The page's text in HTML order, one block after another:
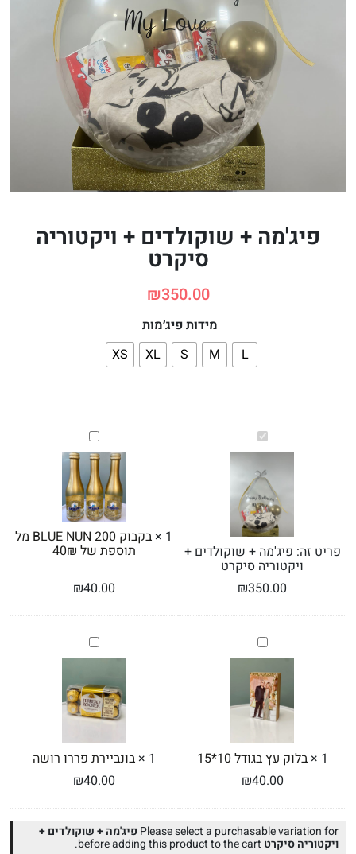
פיג'מה + שוקולדים + ויקטוריה
סיקרט
₪350.00
מידות פיג׳מות
L
M
S
XL
XS
פיג'מה
+
שוקולדים
+
ויקטוריה
סיקרט
פריט זה: פיג'מה + שוקולדים +
ויקטוריה סיקרט
₪350.00
בקבוק
BLUE
NUN
200
מל
תוספת
של
40₪ 1
× בקבוק BLUE NUN 200 מל
תוספת של 40₪
₪40.00
בלוק
עץ
בגודל
10*15
1
×בלוק עץ בגודל 10*15
₪40.00
בונביירת
פררו
1
×בונביירת פררו רושה
₪40.00
Please select a purchasable variation for פיג'מה + שוקולדים +
ויקטוריה סיקרט